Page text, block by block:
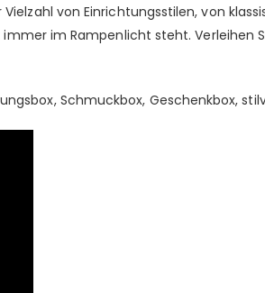
von Einrichtungsstilen, von
im Rampenlicht steht. Verleihen
Schmuckbox, Geschenkbox,